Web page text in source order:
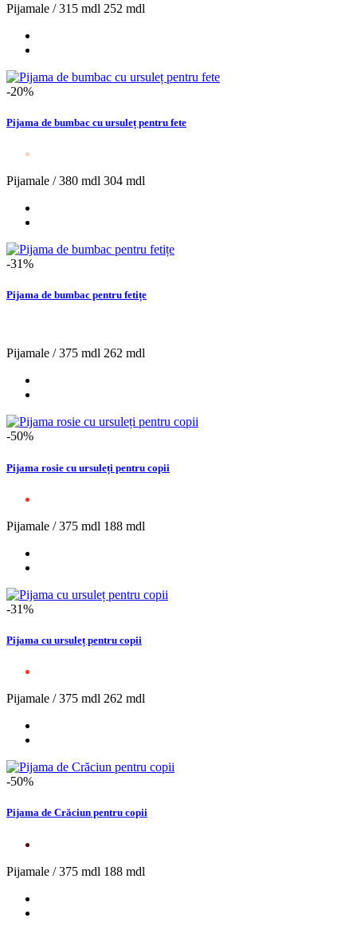
Pijamale /315 mdl 252 mdl
-20%
Pijama de bumbac cu ursuleț pentru fete
Pijamale /380 mdl 304 mdl
-31%
Pijama de bumbac pentru fetițe
Pijamale /375 mdl 262 mdl
-50%
Pijama rosie cu ursuleți pentru copii
Pijamale /375 mdl 188 mdl
-31%
Pijama cu ursuleț pentru copii
Pijamale /375 mdl 262 mdl
-50%
Pijama de Crăciun pentru copii
Pijamale /375 mdl 188 mdl